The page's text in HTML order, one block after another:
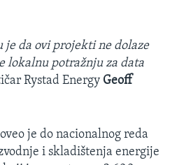
je da ovi projekti ne dolaze
lokalnu potražnju za data
Rystad Energy Geoff
je do nacionalnog reda
i skladištenja energije